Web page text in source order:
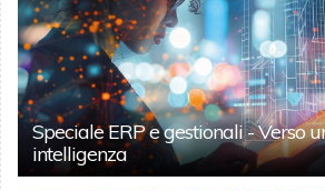
Speciale ERP e gestionali - Verso
intelligenza